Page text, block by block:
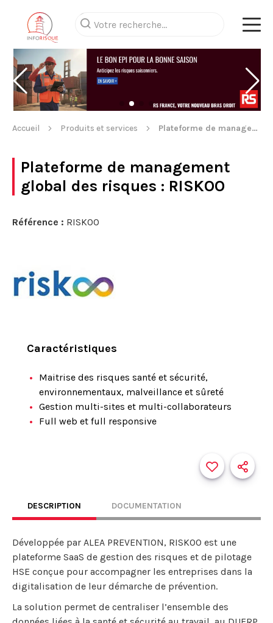
Accueil Produits et services Plateforme de management global des risques
Plateforme de management
global des risques : RISKOO
Référence : RISKOO
Caractéristiques
Maitrise des risques santé et sécurité,
environnementaux, malveillance et sûreté
Gestion multi-sites et multi-collaborateurs
Full web et full responsive
DESCRIPTION DOCUMENTATION
Développée par ALEA PREVENTION, RISKOO est une
plateforme SaaS de gestion des risques et de pilotage
HSE conçue pour accompagner les entreprises dans la
digitalisation de leur démarche de prévention.
La solution permet de centraliser l’ensemble des